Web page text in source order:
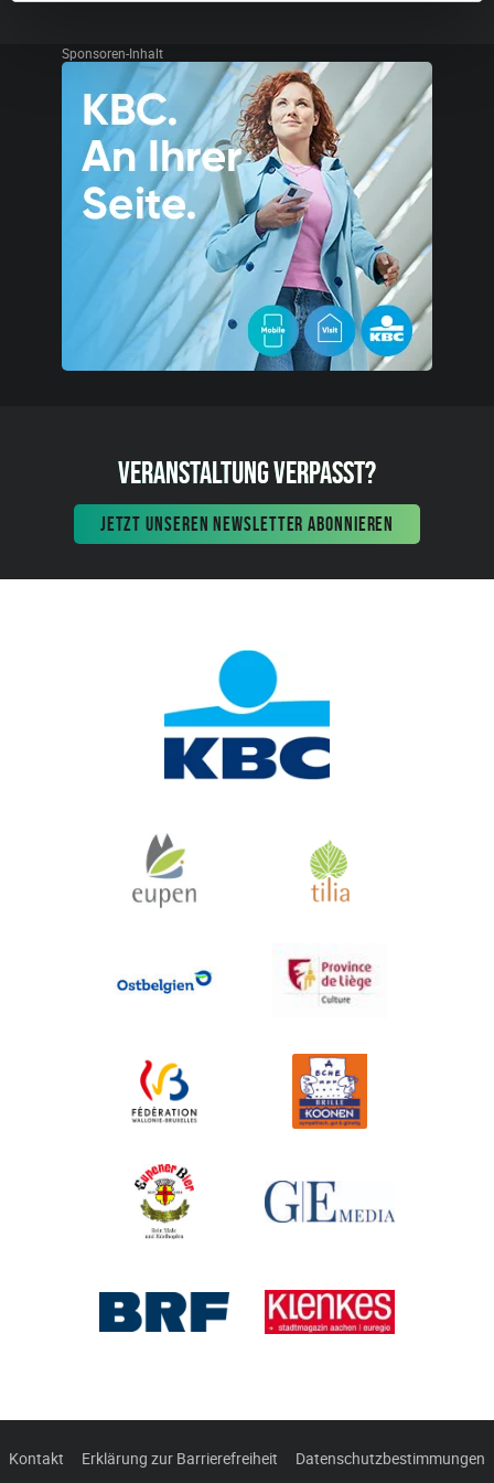
Sponsoren-Inhalt
VERANSTALTUNG VERPASST?
JETZT UNSEREN NEWSLETTER ABONNIEREN
Kontakt Erklärung zur Barrierefreiheit Datenschutzbestimmungen